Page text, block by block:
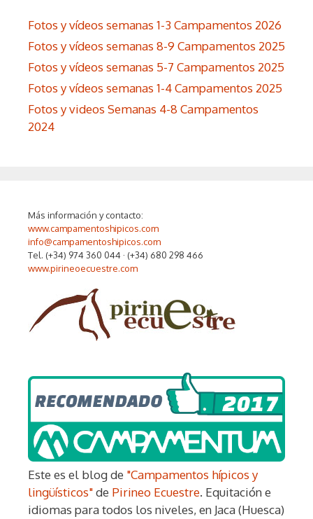
Fotos y vídeos semanas 1-3 Campamentos 2026
Fotos y vídeos semanas 8-9 Campamentos 2025
Fotos y vídeos semanas 5-7 Campamentos 2025
Fotos y vídeos semanas 1-4 Campamentos 2025
Fotos y videos Semanas 4-8 Campamentos
2024
Más información y contacto:
www.campamentoshipicos.com
info@campamentoshipicos.com
Tel. (+34) 974 360 044 · (+34) 680 298 466
www.pirineoecuestre.com
Este es el blog de "Campamentos hípicos y
lingüísticos"de Pirineo Ecuestre. Equitación e
idiomas para todos los niveles, en Jaca (Huesca)